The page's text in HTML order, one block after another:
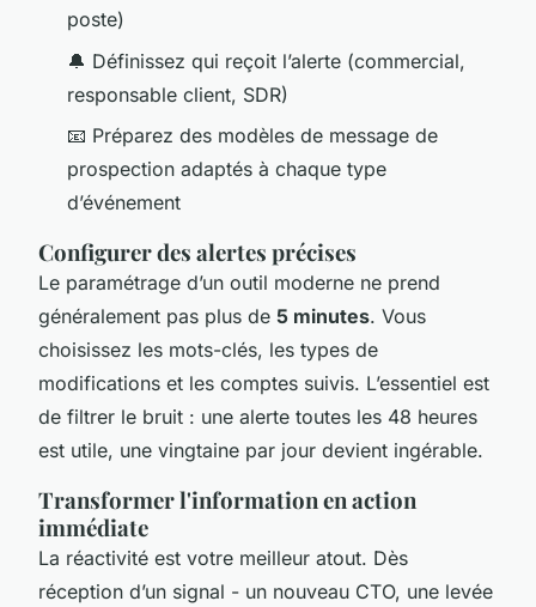
poste)
🔔 Définissez qui reçoit l’alerte (commercial,
responsable client, SDR)
📧 Préparez des modèles de message de
prospection adaptés à chaque type
d’événement
Configurer des alertes précises
Le paramétrage d’un outil moderne ne prend
généralement pas plus de 5 minutes. Vous
choisissez les mots-clés, les types de
modifications et les comptes suivis. L’essentiel est
de filtrer le bruit : une alerte toutes les 48 heures
est utile, une vingtaine par jour devient ingérable.
Transformer l'information en action
immédiate
La réactivité est votre meilleur atout. Dès
réception d’un signal - un nouveau CTO, une levée